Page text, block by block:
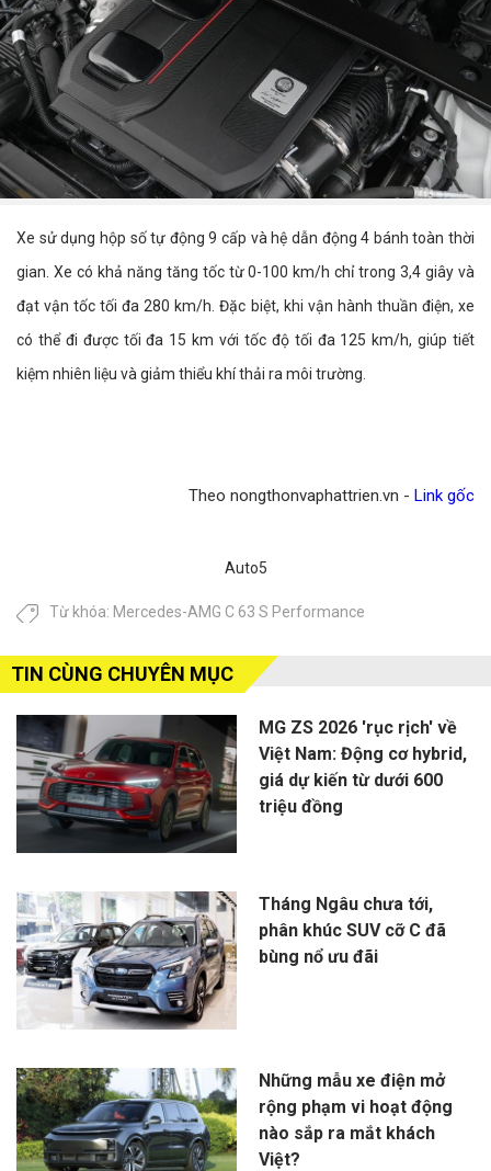
Xe sử dụng hộp số tự động 9 cấp và hệ dẫn động 4 bánh toàn thời
gian. Xe có khả năng tăng tốc từ 0-100 km/h chỉ trong 3,4 giây và
đạt vận tốc tối đa 280 km/h. Đặc biệt, khi vận hành thuần điện, xe
có thể đi được tối đa 15 km với tốc độ tối đa 125 km/h, giúp tiết
kiệm nhiên liệu và giảm thiểu khí thải ra môi trường.
Theo nongthonvaphattrien.vn - Link gốc
Auto5
Từ khóa: Mercedes-AMG C 63 S Performance
TIN CÙNG CHUYÊN MỤC
MG ZS 2026 'rục rịch' về
Việt Nam: Động cơ hybrid,
giá dự kiến từ dưới 600
triệu đồng
Tháng Ngâu chưa tới,
phân khúc SUV cỡ C đã
bùng nổ ưu đãi
Những mẫu xe điện mở
rộng phạm vi hoạt động
nào sắp ra mắt khách
Việt?